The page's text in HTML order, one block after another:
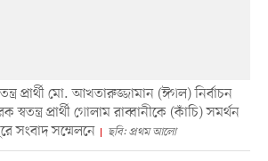
প্রার্থী মো. আখতারুজ্জামান (ঈগল) নির্বাচন
প্রার্থী গোলাম রাব্বানীকে (কাঁচি) সমর্থন
সংবাদ সম্মেলনে
ছবি: প্রথম আলো